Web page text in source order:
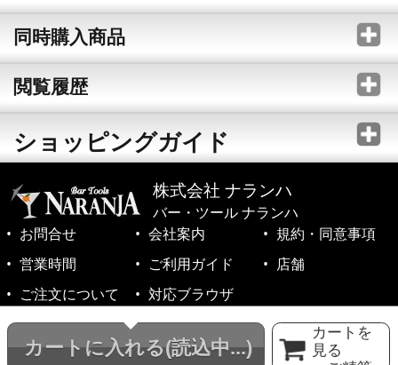
カートに入れる(読込中...)
カートを
見る
同時購入商品
閲覧履歴
ショッピングガイド
株式会社 ナランハ
バー・ツール ナランハ
お問合せ
会社案内
規約・同意事項
営業時間
ご利用ガイド
店舗
ご注文について
対応ブラウザ
©1999-2026 NARANJA Inc. All Rights Reserved.